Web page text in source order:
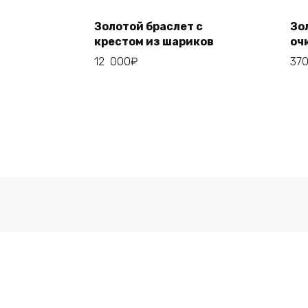
Add to cart
Золотой браслет с
крестом из шариков
12 000₽